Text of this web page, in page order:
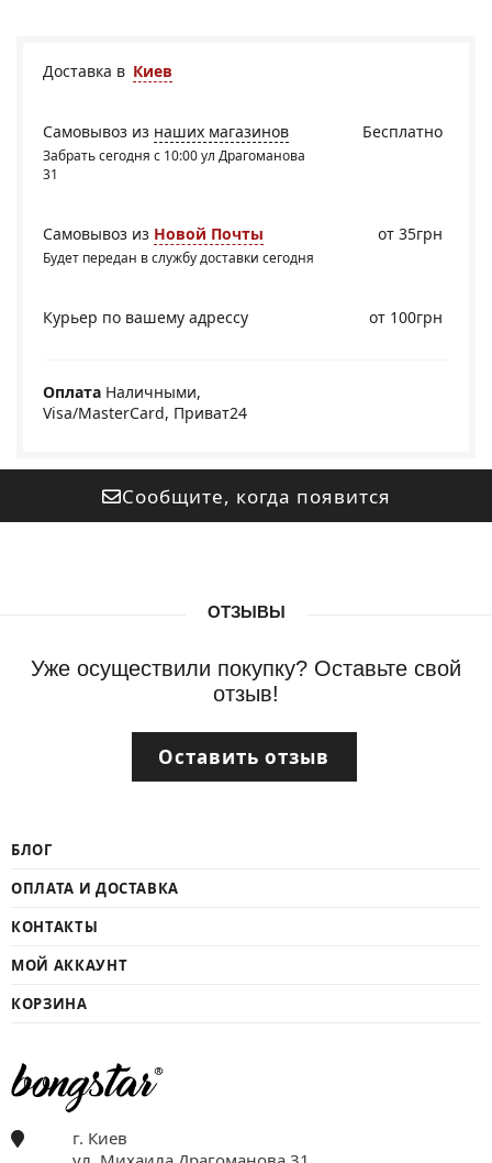
Доставка в Киев
Бесплатно
Самовывоз из наших магазинов
Забрать сегодня с 10:00 ул Драгоманова
31
Самовывоз из Новой Почты
Будет передан в службу доставки сегодня
от 35грн
Курьер по вашему адрессу от 100грн
Оплата Наличными,
Visa/MasterCard, Приват24
Сообщите, когда появится
ОТЗЫВЫ
Уже осуществили покупку? Оставьте свой
отзыв!
Оставить отзыв
БЛОГ
ОПЛАТА И ДОСТАВКА
КОНТАКТЫ
МОЙ АККАУНТ
КОРЗИНА
г. Киев